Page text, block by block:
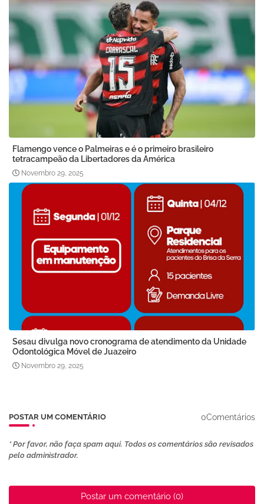
Flamengo vence o Palmeiras e é o primeiro brasileiro
tetracampeão da Libertadores da América
Novembro 29, 2025
Sesau divulga novo cronograma de atendimento da Unidade
Odontológica Móvel de Juazeiro
Novembro 29, 2025
POSTAR UM COMENTÁRIO 0Comentários
* Por favor, não faça spam aqui. Todos os comentários são revisados ​​
pelo administrador.
Postar um comentário (0)